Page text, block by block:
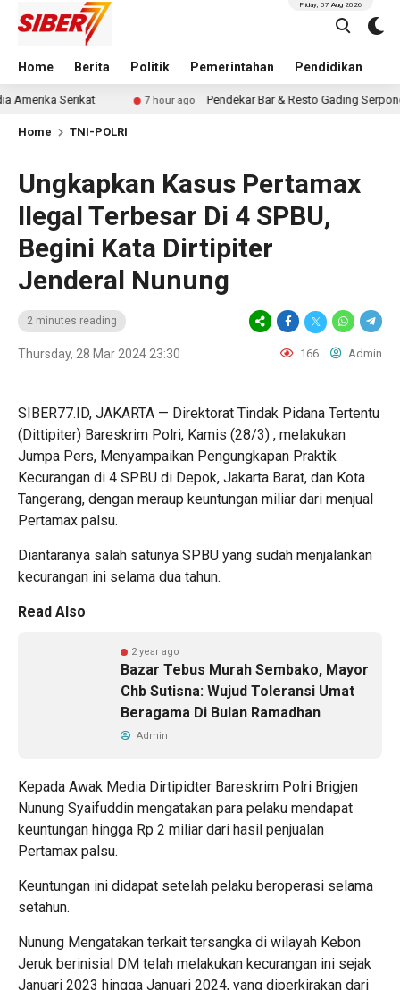
Home Berita Politik Pemerintahan Pendidikan
Friday, 07 Aug 2026
7 hour ago Pendekar Bar & Resto Gading Serpong, Tempat
Home TNI-POLRI
Ungkapkan Kasus Pertamax
Ilegal Terbesar Di 4 SPBU,
Begini Kata Dirtipiter
Jenderal Nunung
2 minutes reading
Thursday, 28 Mar 2024 23:30 166 Admin
SIBER77.ID, JAKARTA — Direktorat Tindak Pidana Tertentu
(Dittipiter) Bareskrim Polri, Kamis (28/3) , melakukan
Jumpa Pers, Menyampaikan Pengungkapan Praktik
Kecurangan di 4 SPBU di Depok, Jakarta Barat, dan Kota
Tangerang, dengan meraup keuntungan miliar dari menjual
Pertamax palsu.
Diantaranya salah satunya SPBU yang sudah menjalankan
kecurangan ini selama dua tahun.
Read Also
2 year ago
Bazar Tebus Murah Sembako, Mayor
Chb Sutisna: Wujud Toleransi Umat
Beragama Di Bulan Ramadhan
Admin
Kepada Awak Media Dirtipidter Bareskrim Polri Brigjen
Nunung Syaifuddin mengatakan para pelaku mendapat
keuntungan hingga Rp 2 miliar dari hasil penjualan
Pertamax palsu.
Keuntungan ini didapat setelah pelaku beroperasi selama
setahun.
Nunung Mengatakan terkait tersangka di wilayah Kebon
Jeruk berinisial DM telah melakukan kecurangan ini sejak
Januari 2023 hingga Januari 2024, yang diperkirakan dari